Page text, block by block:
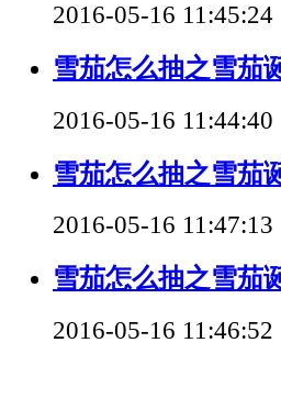
2016-05-16 11:45:24
雪茄怎么抽之雪茄
2016-05-16 11:44:40
雪茄怎么抽之雪茄
2016-05-16 11:47:13
雪茄怎么抽之雪茄
2016-05-16 11:46:52